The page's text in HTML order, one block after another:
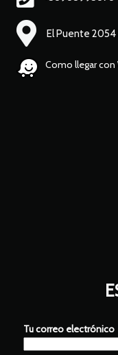
El Puente 2054
Como llegar con
Tu correo electrónico